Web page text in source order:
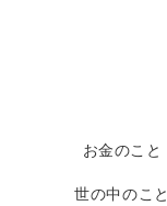
お金のこと
世の中のこと